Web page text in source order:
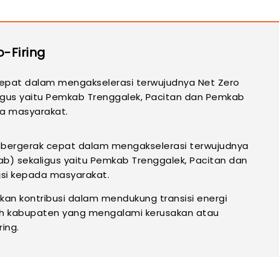
Firing
cepat dalam mengakselerasi terwujudnya
sekaligus yaitu Pemkab Trenggalek, Pacitan dan
kepada masyarakat.
kontribusi dalam mendukung transisi energi
kabupaten yang mengalami kerusakan atau